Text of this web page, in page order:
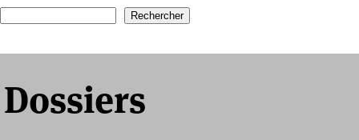
Formulaire de recherche
Dossiers